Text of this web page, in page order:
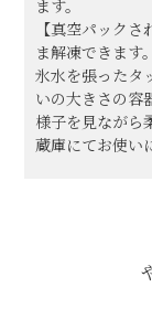
マイページ
ゴルフコンペ
法人の方へ
ます。
【真空パック
ま解凍できます。
氷水を張ったタ
いの大きさの容
様子を見ながら
蔵庫にてお使い